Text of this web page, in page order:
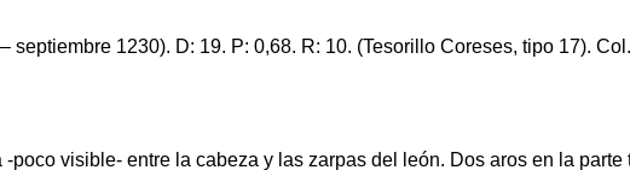
septiembre 1230). D: 19. P: 0,68. R: 10. (Tesorillo Coreses, tipo 17).
-poco visible- entre la cabeza y las zarpas del león. Dos aros en la